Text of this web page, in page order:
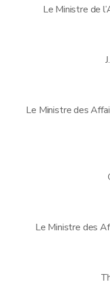
Le Ministre de
Le Ministre des
Le Ministre des